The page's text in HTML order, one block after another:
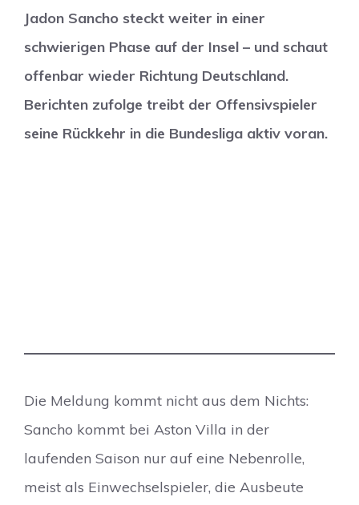
Jadon Sancho steckt weiter in einer
schwierigen Phase auf der Insel – und schaut
offenbar wieder Richtung Deutschland.
Berichten zufolge treibt der Offensivspieler
seine Rückkehr in die Bundesliga aktiv voran.
Die Meldung kommt nicht aus dem Nichts:
Sancho kommt bei Aston Villa in der
laufenden Saison nur auf eine Nebenrolle,
meist als Einwechselspieler, die Ausbeute